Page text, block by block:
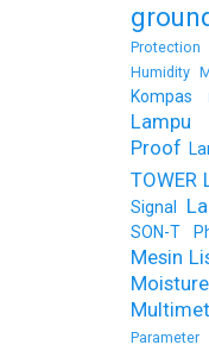
Protection
Humidity
Kompas
Lampu
Proof
TOWER
Signal
SON-T
Mesin
Parameter